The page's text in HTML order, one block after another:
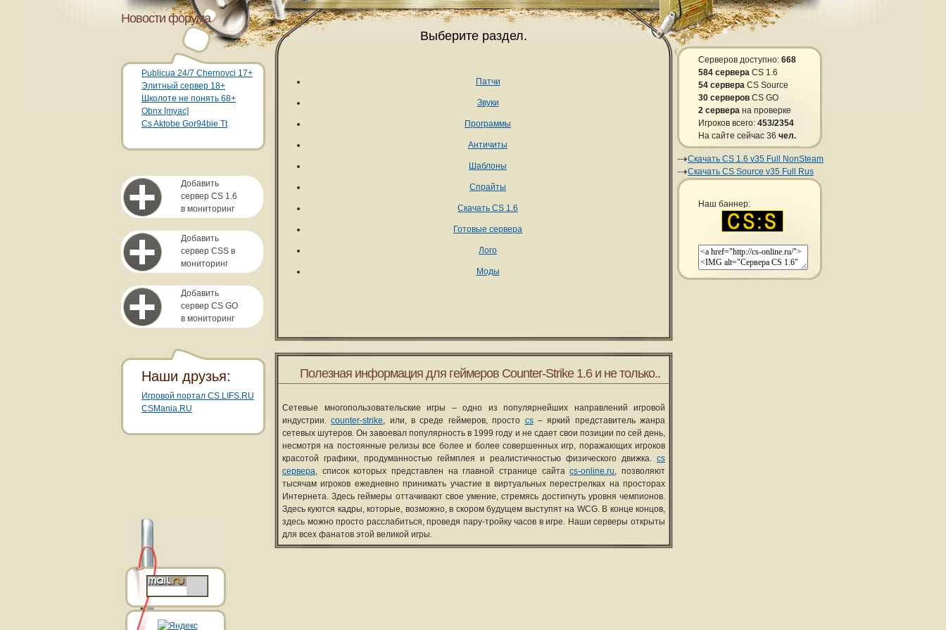
Новости форума
Publicua 24/7 Chernovci 17+
Элитный сервер 18+
Школоте не понять 68+
Obnx [myac]
Cs Aktobe Gor94bie Tt
Добавить
сервер CS 1.6
в мониторинг
Добавить
сервер CSS в
мониторинг
Добавить
сервер CS GO
в мониторинг
Серверов доступно: 668
584 сервера CS 1.6
54 сервера CS Source
30 серверов CS GO
2 сервера на проверке
Игроков всего: 453/2354
На сайте сейчас 36 чел.
Скачать CS 1.6 v35 Full NonSteam
Скачать CS Source v35 Full Rus
Наш баннер:
Выберите раздел.
Патчи
Звуки
Программы
Античиты
Шаблоны
Спрайты
Скачать CS 1.6
Готовые сервера
Лого
Моды
Полезная информация для геймеров Counter-Strike 1.6 и не только..
Сетевые многопользовательские игры – одно из популярнейших направлений игровой
индустрии.counter-strike, или, в среде геймеров, просто cs– яркий представитель жанра
сетевых шутеров. Он завоевал популярность в 1999 году и не сдает свои позиции по сей день,
несмотря на постоянные релизы все более и более совершенных игр, поражающих игроков
красотой графики, продуманностью геймплея и реалистичностью физического движка. cs
сервера, список которых представлен на главной странице сайтаcs-online.ru, позволяют
тысячам игроков ежедневно принимать участие в виртуальных перестрелках на просторах
Интернета. Здесь геймеры оттачивают свое умение, стремясь достигнуть уровня чемпионов.
Здесь куются кадры, которые, возможно, в скором будущем выступят на WCG. В конце концов,
здесь можно просто расслабиться, проведя пару-тройку часов в игре. Наши серверы открыты
для всех фанатов этой великой игры.
Наши друзья:
Игровой портал CS.LIFS.RU
CSMania.RU